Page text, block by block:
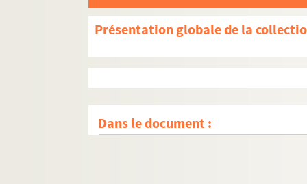
Présentation globale de la
Dans le document :